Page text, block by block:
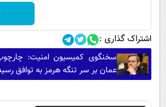
اشتراک گذاری :
سخنگوی کمیسیون امنیت:
عمان بر سر تنگه هرمز به توافق